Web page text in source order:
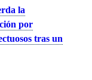
la
por
tras un